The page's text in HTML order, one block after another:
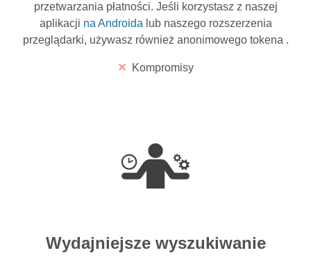
przetwarzania płatności. Jeśli korzystasz z naszej
aplikacji na Androida lub naszego rozszerzenia
przeglądarki, używasz również anonimowego tokena .
Kompromisy
Wydajniejsze wyszukiwanie